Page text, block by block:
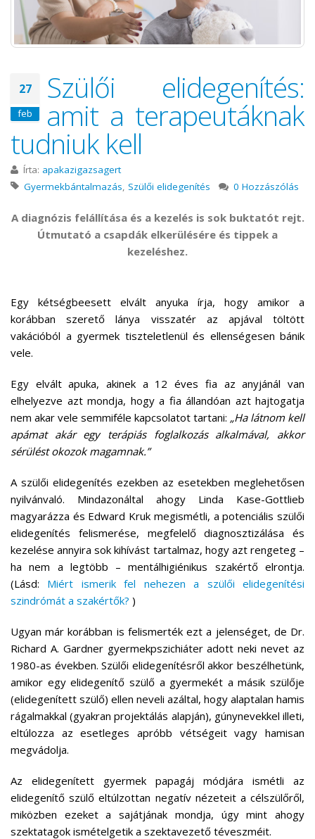
27
feb
Szülői elidegenítés:
amit a terapeutáknak
tudniuk kell
Írta: apakazigazsagert
Gyermekbántalmazás, Szülői elidegenítés 0 Hozzászólás
A diagnózis felállítása és a kezelés is sok buktatót rejt.
Útmutató a csapdák elkerülésére és tippek a
kezeléshez.
Egy kétségbeesett elvált anyuka írja, hogy amikor a
korábban szerető lánya visszatér az apjával töltött
vakációból a gyermek tiszteletlenül és ellenségesen bánik
vele.
Egy elvált apuka, akinek a 12 éves fia az anyjánál van
elhelyezve azt mondja, hogy a fia állandóan azt hajtogatja
nem akar vele semmiféle kapcsolatot tartani: „Ha látnom kell
apámat akár egy terápiás foglalkozás alkalmával, akkor
sérülést okozok magamnak.”
A szülői elidegenítés ezekben az esetekben meglehetősen
nyilvánvaló. Mindazonáltal ahogy Linda Kase-Gottlieb
magyarázza és Edward Kruk megismétli, a potenciális szülői
elidegenítés felismerése, megfelelő diagnosztizálása és
kezelése annyira sok kihívást tartalmaz, hogy azt rengeteg –
ha nem a legtöbb – mentálhigiénikus szakértő elrontja.
(Lásd: Miért ismerik fel nehezen a szülői elidegenítési
szindrómát a szakértők? )
Ugyan már korábban is felismerték ezt a jelenséget, de Dr.
Richard A. Gardner gyermekpszichiáter adott neki nevet az
1980-as években. Szülői elidegenítésről akkor beszélhetünk,
amikor egy elidegenítő szülő a gyermekét a másik szülője
(elidegenített szülő) ellen neveli azáltal, hogy alaptalan hamis
rágalmakkal (gyakran projektálás alapján), gúnynevekkel illeti,
eltúlozza az esetleges apróbb vétségeit vagy hamisan
megvádolja.
Az elidegenített gyermek papagáj módjára ismétli az
elidegenítő szülő eltúlzottan negatív nézeteit a célszülőről,
miközben ezeket a sajátjának mondja, úgy mint ahogy
szektatagok ismételgetik a szektavezető téveszméit.